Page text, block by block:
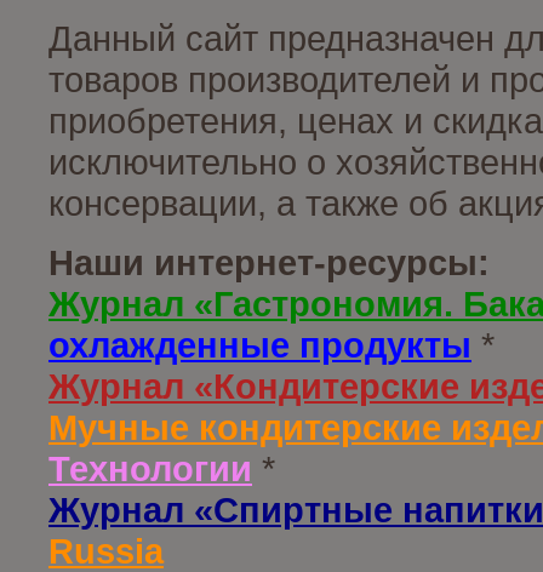
Данный сайт предназначен
товаров производителей и
приобретения, ценах и
исключительно о
консервации, а также об
Наши интернет-ресурсы:
Журнал «Гастрономия.
охлажденные продукты *
Журнал «Кондитерские
Мучные кондитерские
Технологии *
Журнал «Спиртные
Russia